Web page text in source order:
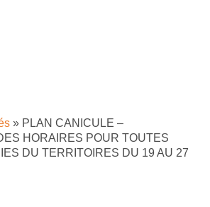
» PLAN CANICULE –
HORAIRES POUR TOUTES
DU TERRITOIRES DU 19 AU 27